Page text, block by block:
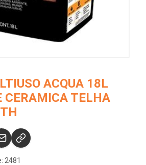
ACQUA 18L
CERAMICA TELHA
2481